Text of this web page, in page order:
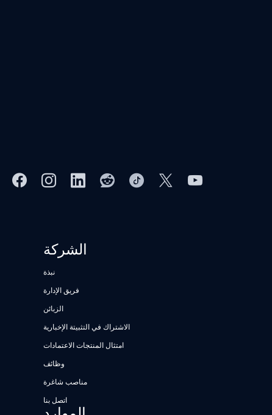
الشركة
نبذة
فريق الإدارة
الزبائن
الاشتراك في التثبيتة الإخبارية
امتثال المنتجات الاعتمادات
وظائف
مناصب شاغرة
اتصل بنا